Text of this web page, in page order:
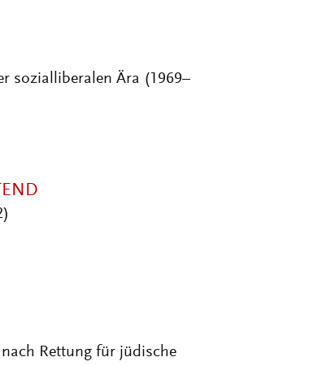
sozialliberalen Ära (1969–
Rettung für jüdische